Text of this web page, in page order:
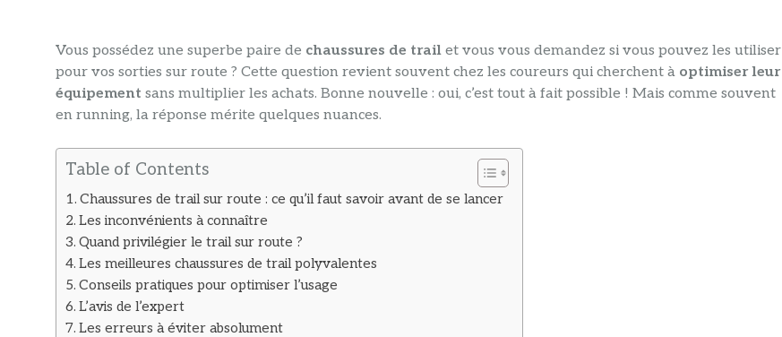
Vous possédez une superbe paire de chaussures de trail et vous vous demandez si vous pouvez les utiliser
pour vos sorties sur route ? Cette question revient souvent chez les coureurs qui cherchent à optimiser leur
équipement sans multiplier les achats. Bonne nouvelle : oui, c’est tout à fait possible ! Mais comme souvent
en running, la réponse mérite quelques nuances.
Table of Contents
Chaussures de trail sur route : ce qu’il faut savoir avant de se lancer
Les inconvénients à connaître
Quand privilégier le trail sur route ?
Les meilleures chaussures de trail polyvalentes
Conseils pratiques pour optimiser l’usage
L’avis de l’expert
Les erreurs à éviter absolument